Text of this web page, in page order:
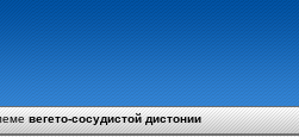
вегето-сосудистой дистонии